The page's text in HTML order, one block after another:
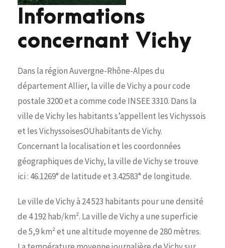
Informations
concernant Vichy
Dans la région Auvergne-Rhône-Alpes du
département Allier, la ville de Vichy a pour code
postale 3200 et a comme code INSEE 3310. Dans la
ville de Vichy les habitants s’appellent les Vichyssois
et les VichyssoisesOUhabitants de Vichy.
Concernant la localisation et les coordonnées
géographiques de Vichy, la ville de Vichy se trouve
ici : 46.1269° de latitude et 3.42583° de longitude.
Le ville de Vichy à 24 523 habitants pour une densité
de 4 192 hab/km². La ville de Vichy a une superficie
de 5,9 km² et une altitude moyenne de 280 mètres.